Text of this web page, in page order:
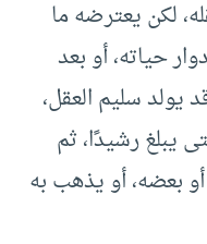
لكن يعترضه ما
حياته، أو بعد
يولد سليم العقل،
يبلغ رشيدًا، ثم
بعضه، أو يذهب به